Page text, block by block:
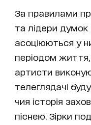
За правилами
та лідери думок
асоціюються у
періодом життя,
артисти
телеглядачі
чия історія
піснею. Зірки